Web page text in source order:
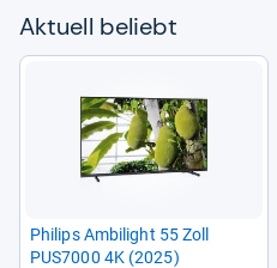
Aktu­ell beliebt
Phi­lips Ambi­light 55 Zoll
PUS7000 4K (2025)